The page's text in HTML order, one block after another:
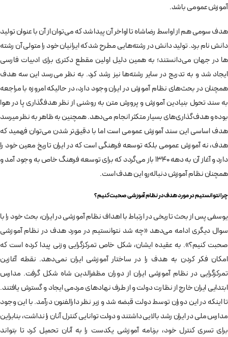
آموزش عمومی باشد.
هدف سومی هم از اواسط رضاشاه تا اواخر آن پیدا شد که می‌توان از آن با عنوان تولید
دانش نام برد­. تولید دانش در رشته­‌هایی مطرح شد که ایرانیان خود را متولی آن رشته­‌
ها در جهان می‌­دانستند؛ به همین دلیل اولین مقطع دکتری برای ادبیات فارسی
ایجاد شد و به تدریج در سایر رشته‌­ها نیز رشد کرد. به نظر می­‌رسد این سه هدف
همچنان در بحث‌­های نظام آموزش در ایران وجود دارد، در حالیکه امروزه با مراجعه
به سند تحول بنیادین آموزش و پرورش متن به روشنی از نظر هدف­گذاری پا در هوا
بوده و هدف­‌گذاری­‌های بسیار متکثر انجام می‌­دهد. همچنین به ظاهر به نظر می­رسد
هدف اساسی این سند آموزش عمومی است اما با دقیق­‌تر شدن می‌­توان فهمید که
هدف، نه آموزش عمومی بلکه توسعه فرهنگی است که در ایران تاریخ معین خود را
دارد و آغاز آن به دهه 1340 باز می‌گردد که برای توسعه فرهنگ خاص به وجود آمد و
همچنان نظام آموزش دنباله‌­رو این هدف است.
چرا نتوانستیم در مورد هدف در نظام آموزشی صحبت کنیم؟
یوسفی پس از بحث تاریخی در ارتباط با اهداف نظام آموزشی در ایران، بحث خود را با
سوال دیگری ادامه می­‌دهد «چه شد نتوانستیم در مورد هدف در نظام آموزشی
صحبت کنیم؟». به عقیده ایشان، شکل خاص تمرکزگرایی وزنی پیدا کرده است که
امکان فکر کردن به هدف را در ساختار آموزشی ایران نمی‌­دهد. نقطه آغازین
تمرکزگرایی در نظام آموزشی ایران از دوران مظفرالدین شاه شکل گرفت. مدارس
ابتدایی ایران خارج از نظارت دولت و از طرف نهادهای مردمی ایجاد و گسترش یافتند.
تا اینکه در این دوران توسط دولت قبضه شد و زیر نظر دارالفنون درآمد. با این وجود
مدارس ملی در ایران رشد بالایی داشتند و دولت توانایی کنترل آنان را نداشت، بنابراین
برای تسری کنترل خود، برنامه آموزشی یکدست را به آنان تحمیل کرد تا بتواند